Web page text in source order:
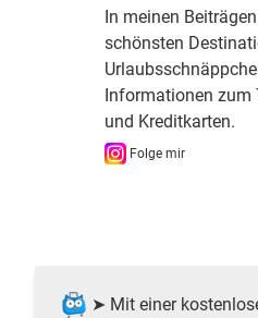
In meinen
schönsten
Informationen zum
und Kreditkarten.
Folge mir
➤ Mit einer